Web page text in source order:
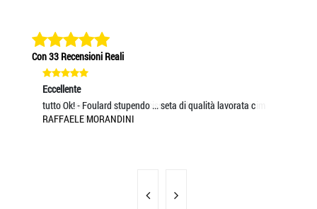
Con 33 Recensioni Reali
Eccellente
Spedizione e consegna velocissima.. Il prodotto è bellissim
ELISA ERAMO
Eccellente
tutto Ok! - Foulard stupendo ... seta di qualità lavorata c
RAFFAELE MORANDINI